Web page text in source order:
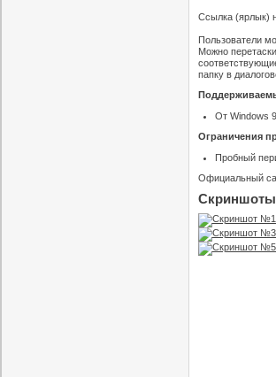
Ссылка (ярлык)
Пользователи
Можно
папку в
От Windows
Ограничения
Пробный
Официальный
Скриншоты